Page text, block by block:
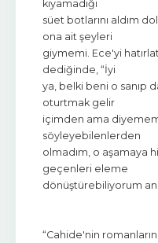
kıyamadığı
süet botlarını aldım
ona ait şeyleri
giymemi. Ece'yi
dediğinde, “İyi
ya, belki beni o sanıp
oturtmak gelir
içimden ama
söyleyebilenlerden
olmadım, o aşamaya
geçenleri eleme
dönüştürebiliyorum
“Cahide'nin